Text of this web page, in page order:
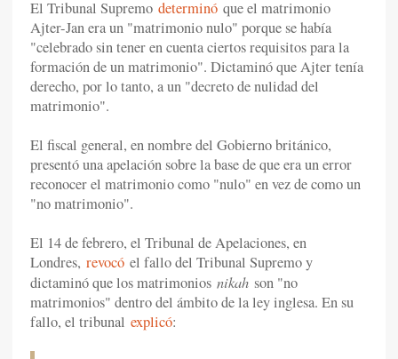
El Tribunal Supremo determinó que el matrimonio
Ajter-Jan era un "matrimonio nulo" porque se había
"celebrado sin tener en cuenta ciertos requisitos para la
formación de un matrimonio". Dictaminó que Ajter tenía
derecho, por lo tanto, a un "decreto de nulidad del
matrimonio".
El fiscal general, en nombre del Gobierno británico,
presentó una apelación sobre la base de que era un error
reconocer el matrimonio como "nulo" en vez de como un
"no matrimonio".
El 14 de febrero, el Tribunal de Apelaciones, en
Londres, revocó el fallo del Tribunal Supremo y
dictaminó que los matrimonios nikah son "no
matrimonios" dentro del ámbito de la ley inglesa. En su
fallo, el tribunal explicó: